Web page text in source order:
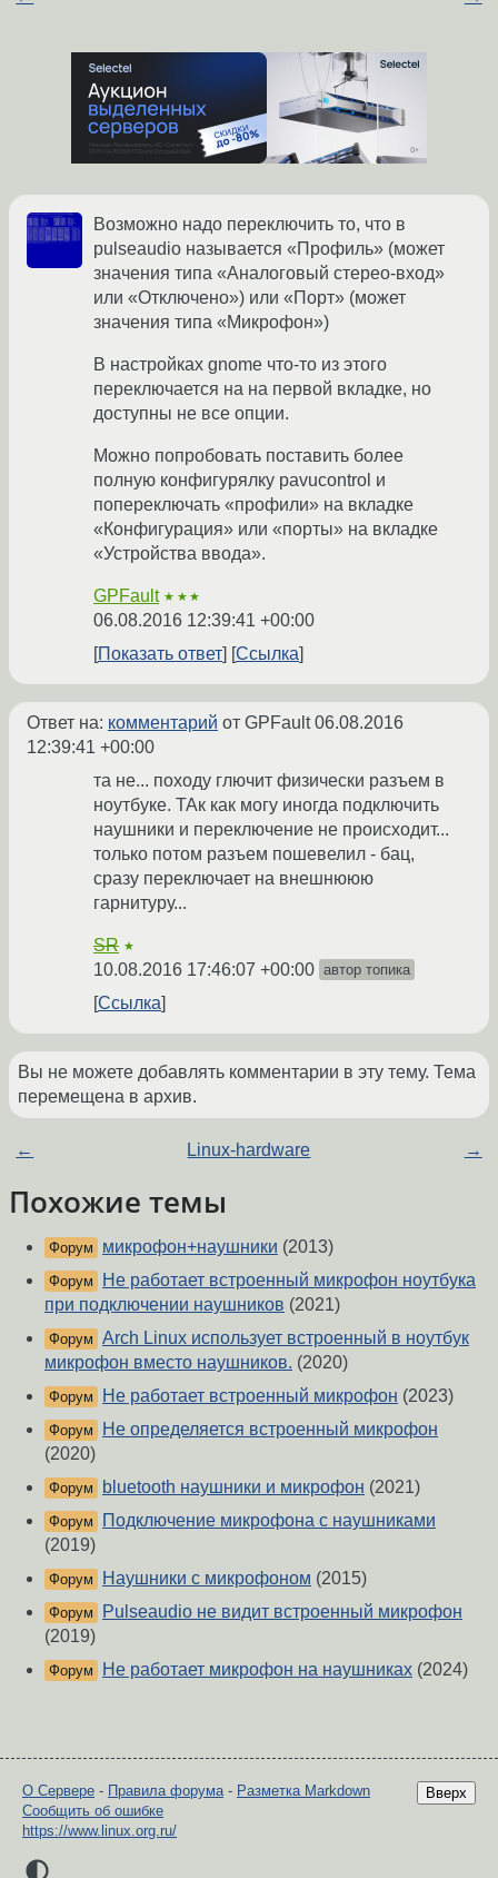
Возможно надо переключить то, что в
pulseaudio называется «Профиль» (может
значения типа «Аналоговый стерео-вход»
или «Отключено») или «Порт» (может
значения типа «Микрофон»)
В настройках gnome что-то из этого
переключается на на первой вкладке, но
доступны не все опции.
Можно попробовать поставить более
полную конфигурялку pavucontrol и
попереключать «профили» на вкладке
«Конфигурация» или «порты» на вкладке
«Устройства ввода».
GPFault ★★★
06.08.2016 12:39:41 +00:00
Показать ответ
Ссылка
Ответ на: комментарий от GPFault06.08.2016
12:39:41 +00:00
та не... походу глючит физически разъем в
ноутбуке. ТАк как могу иногда подключить
наушники и переключение не происходит...
только потом разъем пошевелил - бац,
сразу переключает на внешнююю
гарнитуру...
SR ★
10.08.2016 17:46:07 +00:00 автор топика
Ссылка
Вы не можете добавлять комментарии в эту тему. Тема
перемещена в архив.
← Linux-hardware →
Похожие темы
Форум микрофон+наушники (2013)
Форум
Не работает встроенный микрофон ноутбука
при подключении наушников (2021)
Форум Arch Linux использует встроенный в ноутбук
микрофон вместо наушников. (2020)
Форум Не работает встроенный микрофон (2023)
Форум
Не определяется встроенный микрофон
(2020)
Форум bluetooth наушники и микрофон (2021)
Форум
Подключение микрофона с наушниками
(2019)
Форум Наушники с микрофоном (2015)
Форум
Pulseaudio не видит встроенный микрофон
(2019)
Форум Не работает микрофон на наушниках (2024)
Вверх
О Сервере - Правила форума- Разметка Markdown
Сообщить об ошибке
https://www.linux.org.ru/